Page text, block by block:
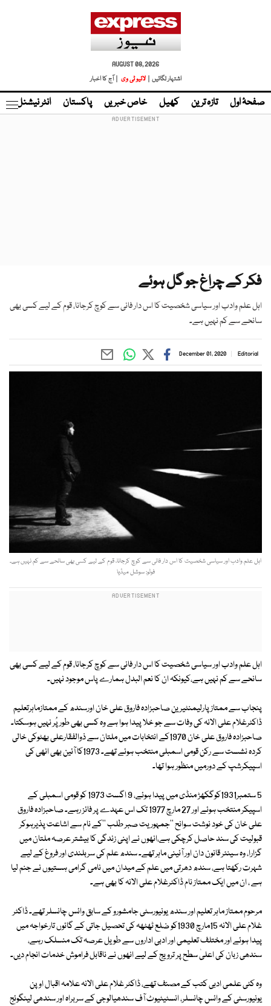
AUGUST 08, 2026
اشتہار لگائیں |
لائیو ٹی وی | آج کا اخبار
صفحۂ اول تازہ ترین کھیل خاص خبریں پاکستان انٹر نیشنل
فکر کے چراغ جو گل ہوئے
اہل علم وادب اور سیاسی شخصیت کا اس دار فانی سے کوچ کرجانا، قوم کے لیے کسی بھی
سانحے سے کم نہیں ہے۔
Editorial
December 01, 2020
اہل علم وادب اور سیاسی شخصیت کا اس دار فانی سے کوچ کرجانا، قوم کے لیے کسی بھی سانحے سے کم نہیں ہے۔
فوٹو: سوشل میڈیا
اہل علم وادب اور سیاسی شخصیت کا اس دار فانی سے کوچ کرجانا، قوم کے لیے کسی بھی
سانحے سے کم نہیں ہے،کیونکہ ان کا نعم البدل ہمارے پاس موجود نہیں۔
پنجاب سے ممتاز پارلیمنٹیرین صاحبزادہ فاروق علی خان اورسندھ کے ممتازماہرتعلیم
ڈاکٹرغلام علی الانہ کی وفات سے جو خلا پیدا ہوا ہے وہ کسی بھی طور پُر نہیں ہوسکتا۔
صاحبزادہ فاروق علی خان 1970کے انتخابات میں ملتان سے ذوالفقارعلی بھٹوکی خالی
کردہ نشست سے رکن قومی اسمبلی منتخب ہوئے تھے۔ 1973کا آئین بھی انھی کی
اسپیکرشپ کے دورمیں منظور ہوا تھا۔
5 ستمبر1931کوگکھڑ منڈی میں پیدا ہوئے، 9 اگست 1973 کو قومی اسمبلی کے
اسپیکر منتخب ہوئے اور 27 مارچ 1977 تک اس عہدے پر فائز رہے۔ صاحبزادہ فاروق
علی خان کی خود نوشت سوانح ''جمہوریت صبر طلب ''کے نام سے اشاعت پذیرہوکر
قبولیت کی سند حاصل کرچکی ہے،انھوں نے اپنی زندگی کا بیشتر عرصہ ملتان میں
گزارا، وہ سینئر قانون دان اور آئینی ماہر تھے۔ سندھ علم کی سربلندی اور فروغ کے لیے
شہرت رکھتا ہے، سندھ دھرتی میں علم کے میدان میں نامی گرامی ہستیوں نے جنم لیا
ہے ، ان میں ایک ممتاز نام ڈاکٹرغلام علی الانہ کا بھی ہے۔
مرحوم ممتاز ماہر تعلیم اور سندھ یونیورسٹی جامشورو کے سابق وائس چانسلر تھے۔ ڈاکٹر
غلام علی الانہ 15مارچ 1930کو ضلع ٹھٹھہ کی تحصیل جاتی کے گائوں تارخواجہ میں
پیدا ہوئے اور مختلف تعلیمی اور ادبی اداروں سے طویل عرصہ تک منسلک رہے،
سندھی زبان کی اعلیٰ سطح پر ترویج کے لیے انھوں نے ناقابل فراموش خدمات انجام دیں۔
وہ کئی علمی ادبی کتب کے مصنف تھے، ڈاکٹر غلام علی الانہ علامہ اقبال اوپن
یونیورسٹی کے وائس چانسلر، انسٹیٹیوٹ آف سندھیالوجی کے سربراہ اور سندھی لینگوئج